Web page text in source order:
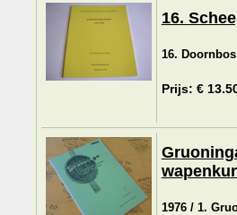
16.
16.
Prijs: €
1976 / 1.